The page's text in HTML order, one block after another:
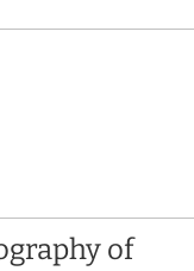
of